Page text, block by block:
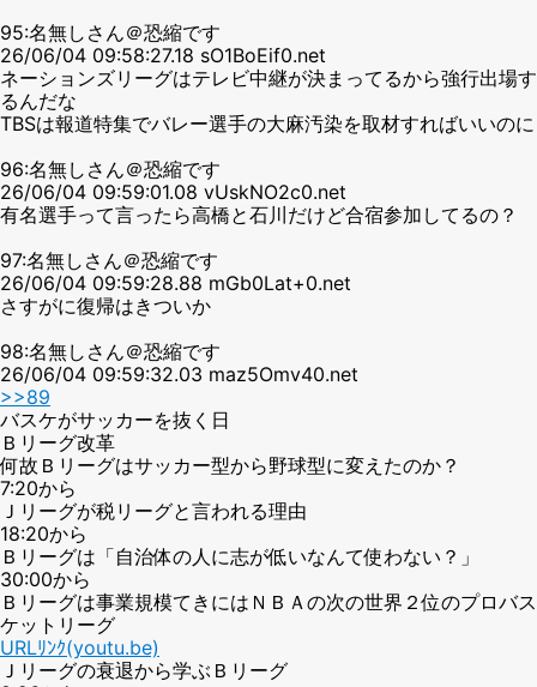
95:名無しさん＠恐縮です
26/06/04 09:58:27.18 sO1BoEif0.net
ネーションズリーグはテレビ中継が決まってるから強行出場す
るんだな
TBSは報道特集でバレー選手の大麻汚染を取材すればいいのに
96:名無しさん＠恐縮です
26/06/04 09:59:01.08 vUskNO2c0.net
有名選手って言ったら高橋と石川だけど合宿参加してるの？
97:名無しさん＠恐縮です
26/06/04 09:59:28.88 mGb0Lat+0.net
さすがに復帰はきついか
98:名無しさん＠恐縮です
26/06/04 09:59:32.03 maz5Omv40.net
>>89
バスケがサッカーを抜く日
Ｂリーグ改革
何故Ｂリーグはサッカー型から野球型に変えたのか？
7:20から
Ｊリーグが税リーグと言われる理由
18:20から
Ｂリーグは「自治体の人に志が低いなんて使わない？」
30:00から
Ｂリーグは事業規模てきにはＮＢＡの次の世界２位のプロバス
ケットリーグ
URLﾘﾝｸ(youtu.be)
Ｊリーグの衰退から学ぶＢリーグ